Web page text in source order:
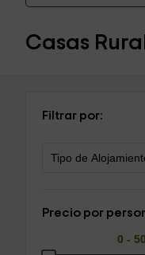
Casas
Filtrar por:
Precio por